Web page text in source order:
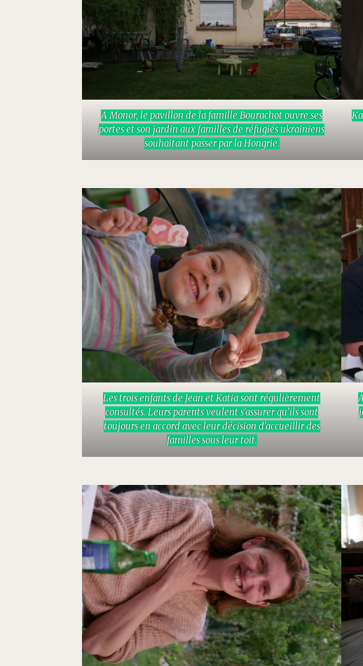
A Monor, le pavillon de la famille Bourachot ouvre ses
portes et son jardin aux familles de réfugiés ukrainiens
souhaitant passer par la Hongrie.
Les trois enfants de Jean et Katia sont régulièrement
consultés. Leurs parents veulent s’assurer qu’ils sont
toujours en accord avec leur décision d’accueillir des
familles sous leur toit.